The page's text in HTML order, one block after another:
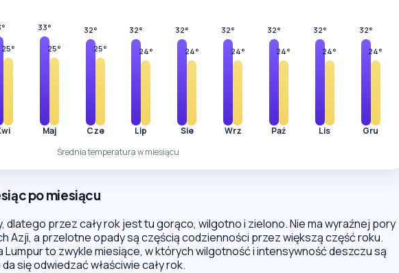
25°
33°
25°
Maj
32°
25°
Cze
32°
24°
Lip
32°
24°
Sie
32°
24°
Wrz
32°
24°
Paź
32°
24°
Lis
32°
24°
Gru
Średnia temperatura w miesiącu
po miesiącu
dlatego przez cały rok jest tu gorąco, wilgotno i zielono. Nie ma wyraźnej pory
Azji, a przelotne opady są częścią codzienności przez większą część roku.
Lumpur to zwykle miesiące, w których wilgotność i intensywność deszczu są
się odwiedzać właściwie cały rok.